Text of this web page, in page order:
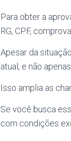
Para obter a
RG, CPF,
Apesar da
atual, e não
Isso amplia as
Se você busca
com condições